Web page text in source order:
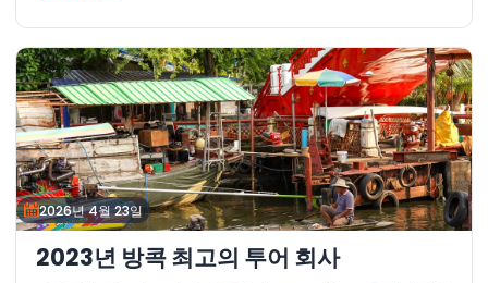
2026년 4월 23일
2023년 방콕 최고의 투어 회사